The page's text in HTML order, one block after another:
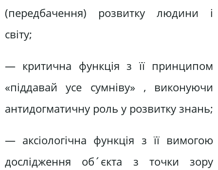
(передбачення) розвитку людини і
світу;
— критична функція з її принципом
«піддавай усе сумніву» , виконуючи
антидогматичну роль у розвитку знань;
— аксіологічна функція з її вимогою
дослідження об´єкта з точки зору